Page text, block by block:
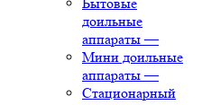
доильные
аппараты —
Мини доильные
аппараты —
Стационарный